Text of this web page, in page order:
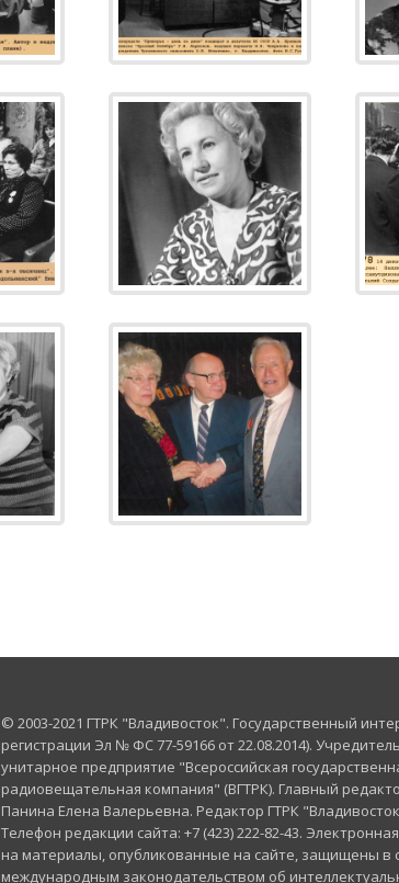
© 2003-2021 ГТРК "Владивосток". Государственный
регистрации Эл № ФС 77-59166 от 22.08.2014).
унитарное предприятие "Всероссийская
радиовещательная компания" (ВГТРК). Главный
Панина Елена Валерьевна. Редактор ГТРК
Телефон редакции сайта: +7 (423) 222-82-43.
на материалы, опубликованные на сайте, защищены в
международным законодательством об